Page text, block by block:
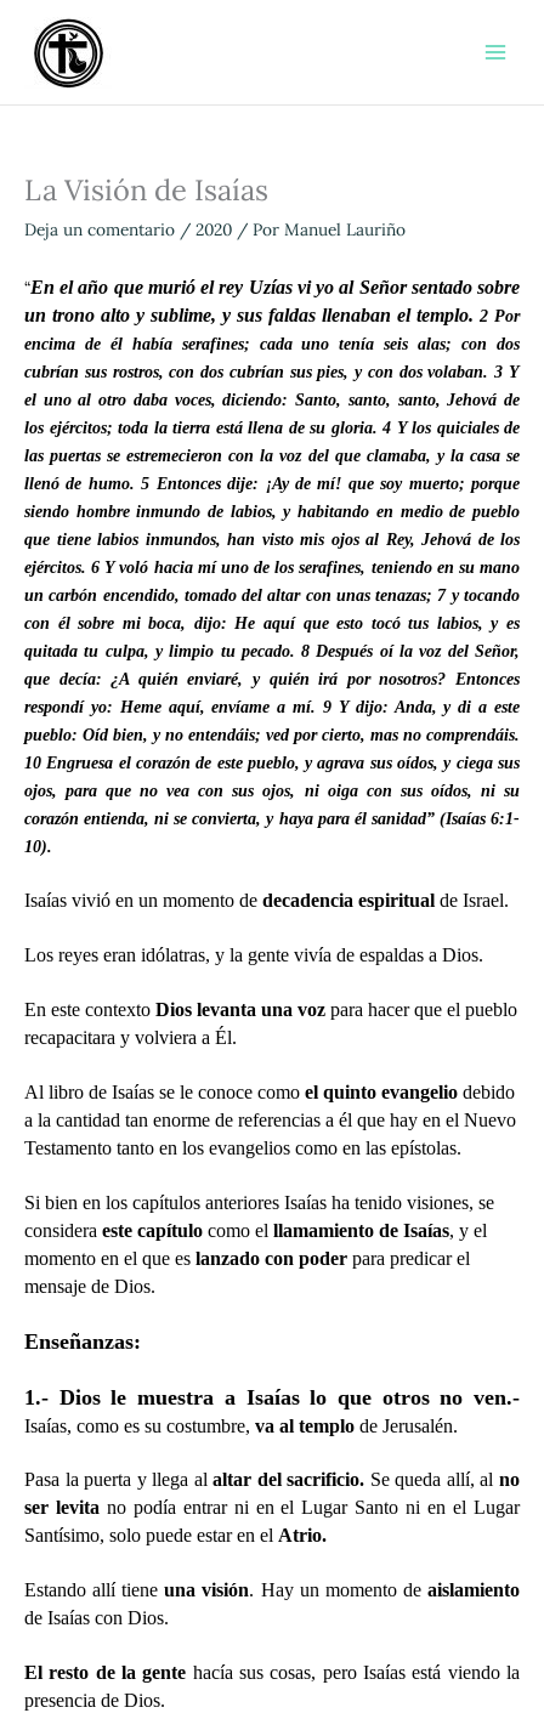
contenido
La Visión de Isaías
Deja un comentario / 2020 / Por Manuel Lauriño
“En el año que murió el rey Uzías vi yo al Señor sentado sobre
un trono alto y sublime, y sus faldas llenaban el templo. 2 Por
encima de él había serafines; cada uno tenía seis alas; con dos
cubrían sus rostros, con dos cubrían sus pies, y con dos volaban.3 Y
el uno al otro daba voces, diciendo: Santo, santo, santo, Jehová de
los ejércitos; toda la tierra está llena de su gloria.4 Y los quiciales de
las puertas se estremecieron con la voz del que clamaba, y la casa se
llenó de humo.5 Entonces dije: ¡Ay de mí! que soy muerto; porque
siendo hombre inmundo de labios, y habitando en medio de pueblo
que tiene labios inmundos, han visto mis ojos al Rey, Jehová de los
ejércitos.6 Y voló hacia mí uno de los serafines, teniendo en su mano
un carbón encendido, tomado del altar con unas tenazas;7y tocando
con él sobre mi boca, dijo: He aquí que esto tocó tus labios, y es
quitada tu culpa, y limpio tu pecado.8 Después oí la voz del Señor,
que decía: ¿A quién enviaré, y quién irá por nosotros? Entonces
respondí yo: Heme aquí, envíame a mí. 9 Y dijo: Anda, y di a este
pueblo: Oíd bien, y no entendáis; ved por cierto, mas no comprendáis.
10 Engruesa el corazón de este pueblo, y agrava sus oídos, y ciega sus
ojos, para que no vea con sus ojos, ni oiga con sus oídos, ni su
corazón entienda, ni se convierta, y haya para él sanidad” (Isaías 6:1-
10).
Isaías vivió en un momento de decadencia espiritual de Israel.
Los reyes eran idólatras, y la gente vivía de espaldas a Dios.
En este contexto Dios levanta una voz para hacer que el pueblo
recapacitara y volviera a Él.
Al libro de Isaías se le conoce como el quinto evangelio debido
a la cantidad tan enorme de referencias a él que hay en el Nuevo
Testamento tanto en los evangelios como en las epístolas.
Si bien en los capítulos anteriores Isaías ha tenido visiones, se
considera este capítulo como el llamamiento de Isaías, y el
momento en el que es lanzado con poder para predicar el
mensaje de Dios.
Enseñanzas:
1.- Dios le muestra a Isaías lo que otros no ven.-
Isaías, como es su costumbre, va al templo de Jerusalén.
Pasa la puerta y llega alaltar del sacrificio. Se queda allí, alno
ser levitano podía entrar ni en el Lugar Santo ni en el Lugar
Santísimo, solo puede estar en el Atrio.
Estando allí tieneuna visión. Hay un momento deaislamiento
de Isaías con Dios.
El resto de la gente hacía sus cosas, pero Isaías está viendo la
presencia de Dios.